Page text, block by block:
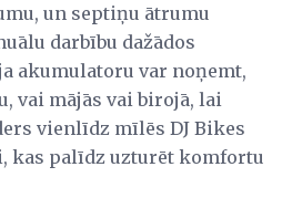
un septiņu ātrumu
darbību dažādos
akumulatoru var noņemt,
vai mājās vai birojā, lai
vienlīdz mīlēs DJ Bikes
kas palīdz uzturēt komfortu